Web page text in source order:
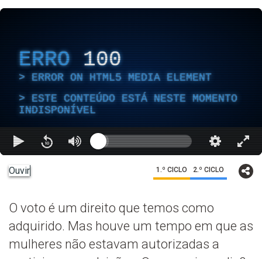
ERRO 100
ERROR ON HTML5 MEDIA ELEMENT
ESTE CONTEÚDO ESTÁ NESTE MOMENTO
INDISPONÍVEL
Ouvir 1.º CICLO 2.º CICLO
O voto é um direito que temos como
adquirido. Mas houve um tempo em que as
mulheres não estavam autorizadas a